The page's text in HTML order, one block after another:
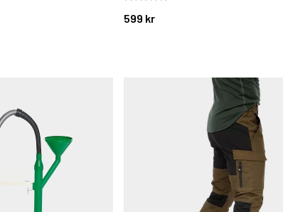
599 kr